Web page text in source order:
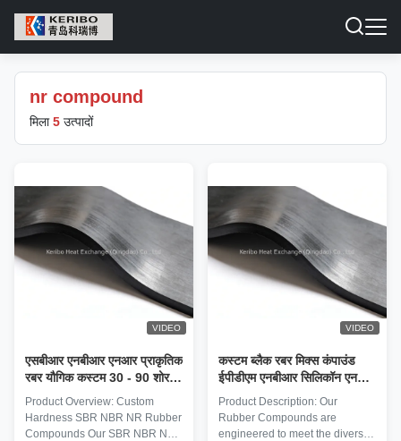
nr compound
मिला5 उत्पादों
VIDEO
एसबीआर एनबीआर एनआर प्राकृतिक
रबर यौगिक कस्टम 30 - 90 शोर ए
कठोरता
Product Overview: Custom
Hardness SBR NBR NR Rubber
Compounds Our SBR NBR NR
VIDEO
कस्टम ब्लैक रबर मिक्स कंपाउंड
ईपीडीएम एनबीआर सिलिकॉन एनआर
मोल्डिंग, एक्सट्रूज़न इंडस्ट्रियल
रबर उत्पादों के लिए
Product Description: Our
Rubber Compounds are
engineered to meet the diverse